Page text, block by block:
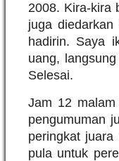
2008. Kira-kira
juga
hadirin. Saya
uang,
Selesai.
Jam 12
pengumuman
peringkat
pula untuk